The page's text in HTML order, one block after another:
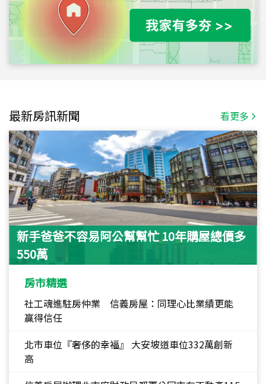
最新房訊新聞 看更多
新手爸爸不容易阿公幫幫忙 10年購屋總價多
550萬
房市精選
社工魂進駐房仲業 信義房屋：同理心比業績更能
贏得信任
北市車位『奢侈的幸福』 大安坡道車位332萬創新
高